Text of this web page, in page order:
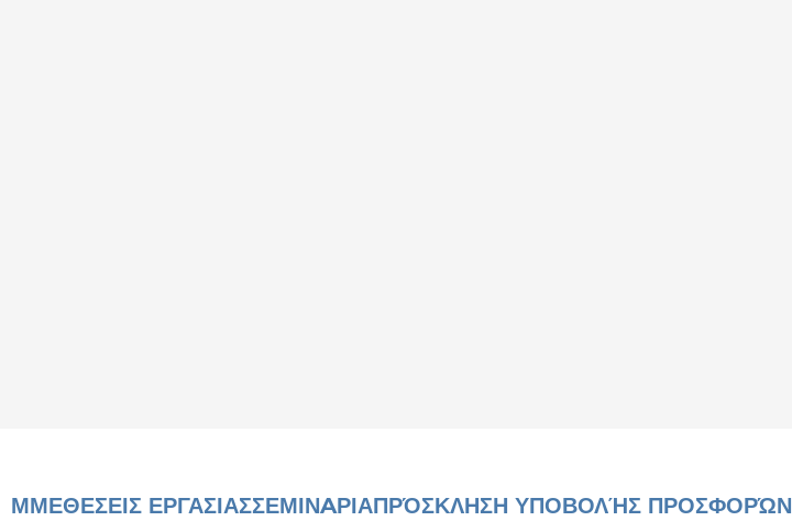
ΜΜΕΘΕΣΕΙΣ ΕΡΓΑΣΙΑΣΣΕΜΙΝAΡΙΑΠΡΌΣΚΛΗΣΗ ΥΠΟΒΟΛΉΣ ΠΡΟΣΦΟΡΏΝ